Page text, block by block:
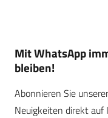
Mit WhatsApp
bleiben!
Abonnieren Sie
Neuigkeiten direkt auf